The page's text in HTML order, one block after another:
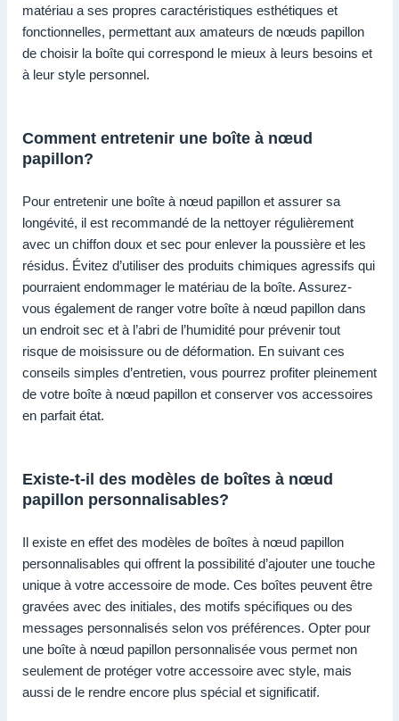
matériau a ses propres caractéristiques esthétiques et
fonctionnelles, permettant aux amateurs de nœuds papillon
de choisir la boîte qui correspond le mieux à leurs besoins et
à leur style personnel.
Comment entretenir une boîte à nœud
papillon?
Pour entretenir une boîte à nœud papillon et assurer sa
longévité, il est recommandé de la nettoyer régulièrement
avec un chiffon doux et sec pour enlever la poussière et les
résidus. Évitez d’utiliser des produits chimiques agressifs qui
pourraient endommager le matériau de la boîte. Assurez-
vous également de ranger votre boîte à nœud papillon dans
un endroit sec et à l’abri de l’humidité pour prévenir tout
risque de moisissure ou de déformation. En suivant ces
conseils simples d’entretien, vous pourrez profiter pleinement
de votre boîte à nœud papillon et conserver vos accessoires
en parfait état.
Existe-t-il des modèles de boîtes à nœud
papillon personnalisables?
Il existe en effet des modèles de boîtes à nœud papillon
personnalisables qui offrent la possibilité d’ajouter une touche
unique à votre accessoire de mode. Ces boîtes peuvent être
gravées avec des initiales, des motifs spécifiques ou des
messages personnalisés selon vos préférences. Opter pour
une boîte à nœud papillon personnalisée vous permet non
seulement de protéger votre accessoire avec style, mais
aussi de le rendre encore plus spécial et significatif.